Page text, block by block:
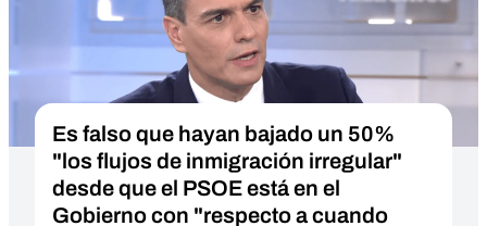
Es falso que hayan bajado un 50%
"los flujos de inmigración irregular"
desde que el PSOE está en el
Gobierno con "respecto a cuando